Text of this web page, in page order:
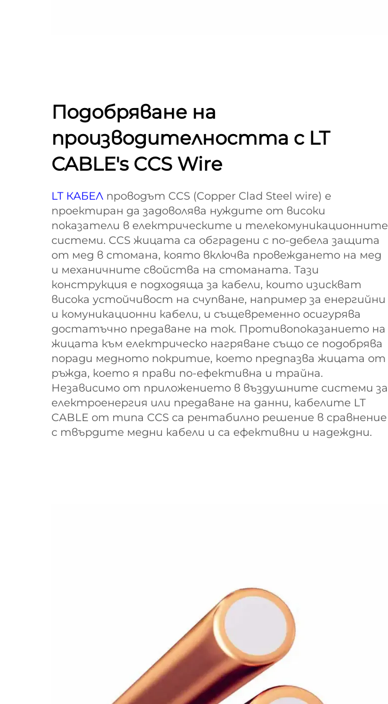
Подобряване на
производителността с LT
CABLE's CCS Wire
LT КАБЕЛ проводът CCS (Copper Clad Steel wire) е
проектиран да задоволява нуждите от високи
показатели в електрическите и телекомуникационните
системи. CCS жицата са обградени с по-дебела защита
от мед в стомана, която включва провеждането на мед
и механичните свойства на стоманата. Тази
конструкция е подходяща за кабели, които изискват
висока устойчивост на счупване, например за енергийни
и комуникационни кабели, и същевременно осигурява
достатъчно предаване на ток. Противопоказанието на
жицата към електрическо нагряване също се подобрява
поради медното покритие, което предпазва жицата от
ръжда, което я прави по-ефективна и трайна.
Независимо от приложението в въздушните системи за
електроенергия или предаване на данни, кабелите LT
CABLE от типа CCS са рентабилно решение в сравнение
с твърдите медни кабели и са ефективни и надеждни.